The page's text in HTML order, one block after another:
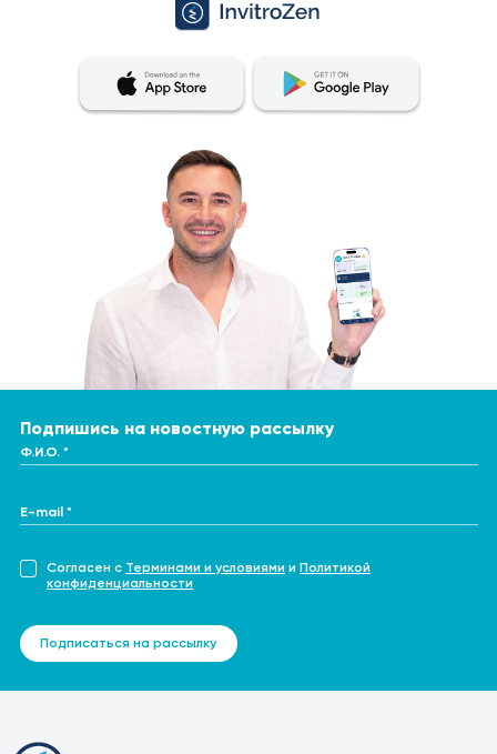
Подпишись на новостную рассылку
Ф.И.О. *
E-mail *
Согласен с Терминами и условиями и Политикой
конфиденциальности
Подписаться на рассылку